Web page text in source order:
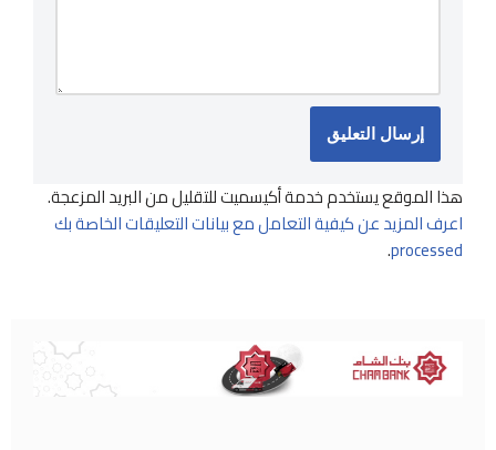
هذا الموقع يستخدم خدمة أكيسميت للتقليل من البريد المزعجة.
اعرف المزيد عن كيفية التعامل مع بيانات التعليقات الخاصة بك
processed
.